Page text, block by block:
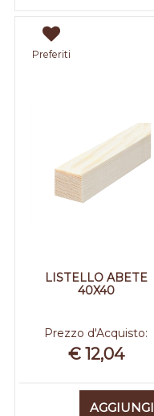
Preferiti
LISTELLO ABETE
40X40
Prezzo d'Acquisto:
€ 12,04
AGGIUNGI